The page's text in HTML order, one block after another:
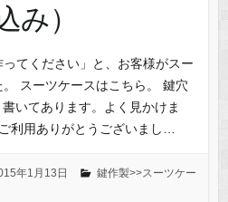
み）
ってください」と、お客様がスー
スーツケースはこちら。 鍵穴
いてあります。よく見かけま
利用ありがとうございまし…
年1月13日
鍵作製>>スーツケー